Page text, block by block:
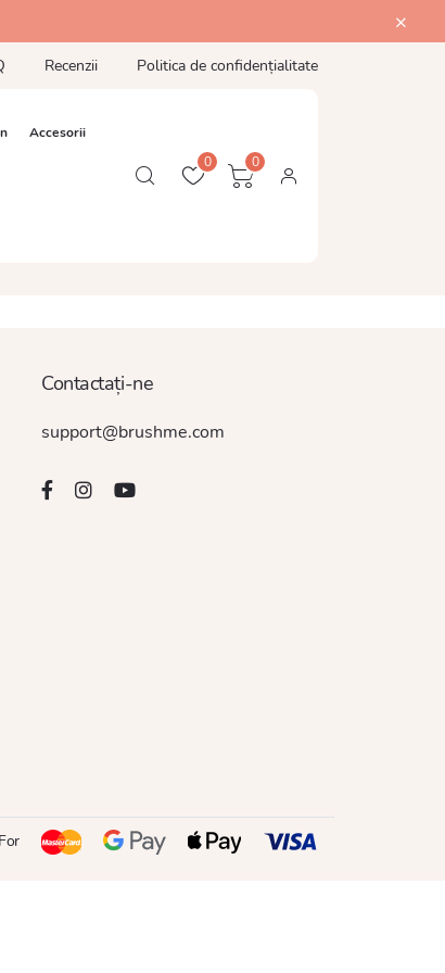
Recenzii Politica de confidențialitate
Accesorii
0 0
Contactați-ne
support@brushme.com